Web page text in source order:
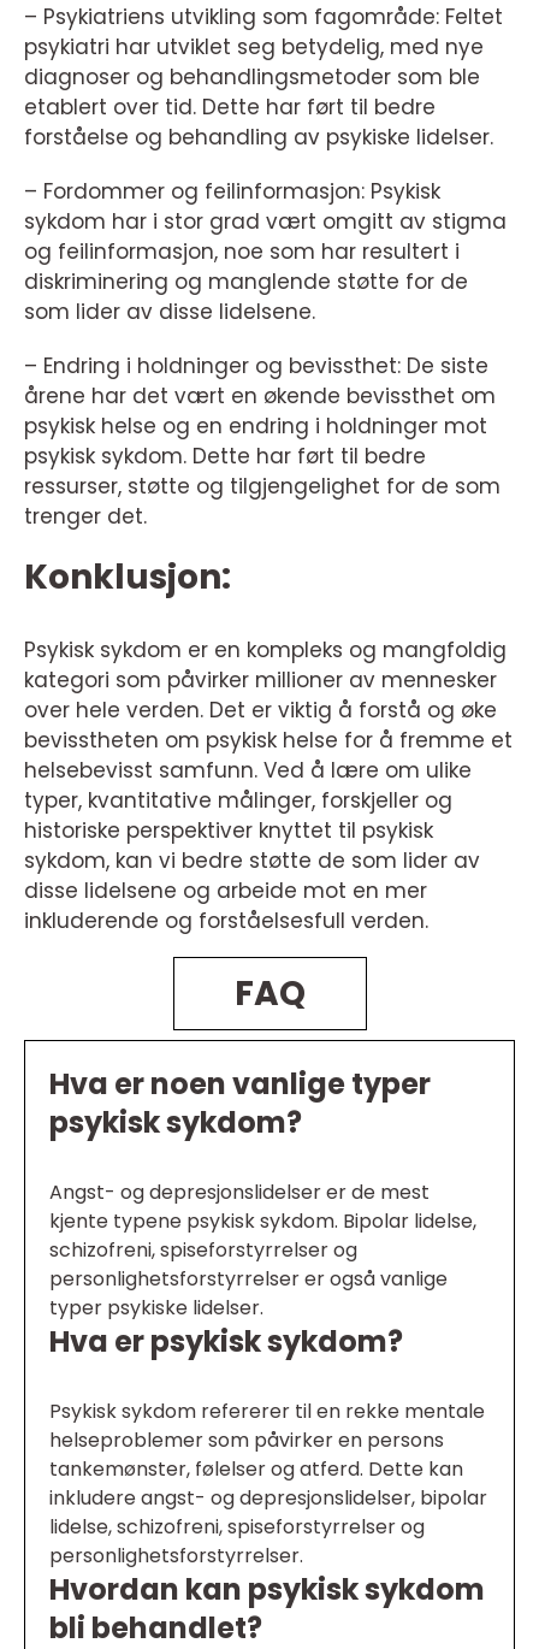
– Psykiatriens utvikling som fagområde: Feltet
psykiatri har utviklet seg betydelig, med nye
diagnoser og behandlingsmetoder som ble
etablert over tid. Dette har ført til bedre
forståelse og behandling av psykiske lidelser.
– Fordommer og feilinformasjon: Psykisk
sykdom har i stor grad vært omgitt av stigma
og feilinformasjon, noe som har resultert i
diskriminering og manglende støtte for de
som lider av disse lidelsene.
– Endring i holdninger og bevissthet: De siste
årene har det vært en økende bevissthet om
psykisk helse og en endring i holdninger mot
psykisk sykdom. Dette har ført til bedre
ressurser, støtte og tilgjengelighet for de som
trenger det.
Konklusjon:
Psykisk sykdom er en kompleks og mangfoldig
kategori som påvirker millioner av mennesker
over hele verden. Det er viktig å forstå og øke
bevisstheten om psykisk helse for å fremme et
helsebevisst samfunn. Ved å lære om ulike
typer, kvantitative målinger, forskjeller og
historiske perspektiver knyttet til psykisk
sykdom, kan vi bedre støtte de som lider av
disse lidelsene og arbeide mot en mer
inkluderende og forståelsesfull verden.
FAQ
Hva er noen vanlige typer
psykisk sykdom?
Angst- og depresjonslidelser er de mest
kjente typene psykisk sykdom. Bipolar lidelse,
schizofreni, spiseforstyrrelser og
personlighetsforstyrrelser er også vanlige
typer psykiske lidelser.
Hva er psykisk sykdom?
Psykisk sykdom refererer til en rekke mentale
helseproblemer som påvirker en persons
tankemønster, følelser og atferd. Dette kan
inkludere angst- og depresjonslidelser, bipolar
lidelse, schizofreni, spiseforstyrrelser og
personlighetsforstyrrelser.
Hvordan kan psykisk sykdom
bli behandlet?